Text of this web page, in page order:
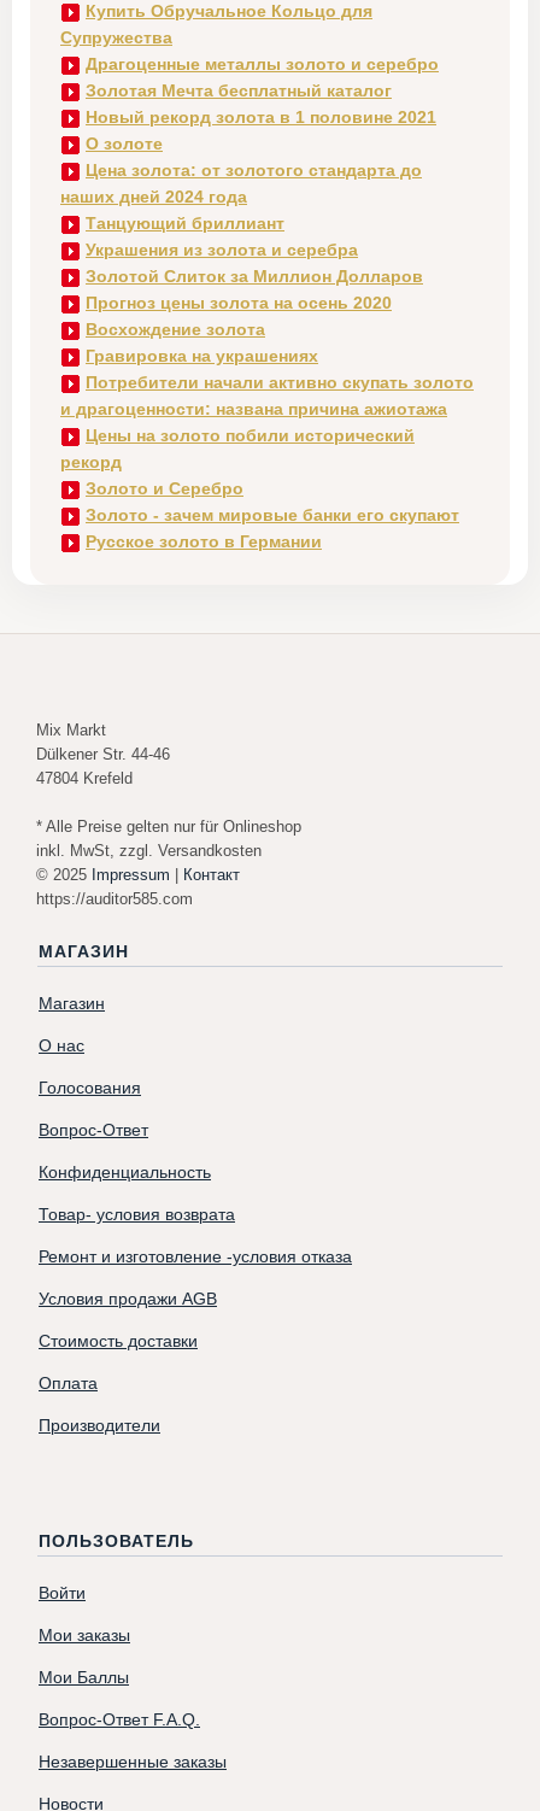
Купить Обручальное Кольцо для
Супружества
Драгоценные металлы золото и серебро
Золотая Мечта бесплатный каталог
Новый рекорд золота в 1 половине 2021
О золоте
Цена золота: от золотого стандарта до
наших дней 2024 года
Танцующий бриллиант
Украшения из золота и серебра
Золотой Слиток за Миллион Долларов
Прогноз цены золота на осень 2020
Восхождение золота
Гравировка на украшениях
Потребители начали активно скупать золото
и драгоценности: названа причина ажиотажа
Цены на золото побили исторический
рекорд
Золото и Серебро
Золото - зачем мировые банки его скупают
Русское золото в Германии
Mix Markt
Dülkener Str. 44-46
47804 Krefeld
* Alle Preise gelten nur für Onlineshop
inkl. MwSt, zzgl. Versandkosten
© 2025 Impressum
Контакт
https://auditor585.com
МАГАЗИН
Магазин
О нас
Голосования
Вопрос-Ответ
Конфиденциальность
Товар- условия возврата
Ремонт и изготовление -условия отказа
Условия продажи AGB
Стоимость доставки
Оплата
Производители
ПОЛЬЗОВАТЕЛЬ
Войти
Мои заказы
Мои Баллы
Вопрос-Ответ F.A.Q.
Незавершенные заказы
Новости